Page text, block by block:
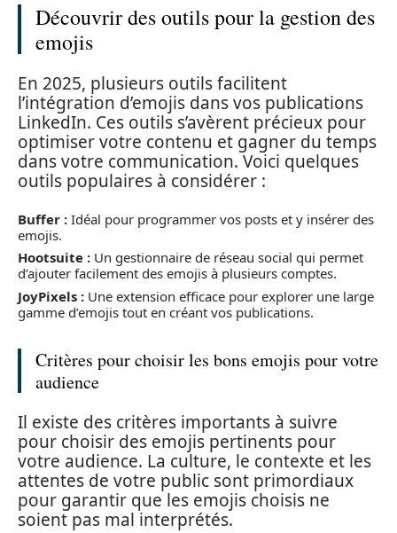
Découvrir des outils pour la gestion des
emojis
En 2025, plusieurs outils facilitent
l’intégration d’emojis dans vos publications
LinkedIn. Ces outils s’avèrent précieux pour
optimiser votre contenu et gagner du temps
dans votre communication. Voici quelques
outils populaires à considérer :
Buffer : Idéal pour programmer vos posts et y insérer des
emojis.
Hootsuite : Un gestionnaire de réseau social qui permet
d’ajouter facilement des emojis à plusieurs comptes.
JoyPixels : Une extension efficace pour explorer une large
gamme d’emojis tout en créant vos publications.
Critères pour choisir les bons emojis pour votre
audience
Il existe des critères importants à suivre
pour choisir des emojis pertinents pour
votre audience. La culture, le contexte et les
attentes de votre public sont primordiaux
pour garantir que les emojis choisis ne
soient pas mal interprétés.